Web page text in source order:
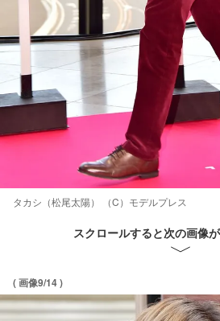
タカシ（松尾太陽） （C）モデルプレス
スクロールすると次の画像
( 画像9/14 )